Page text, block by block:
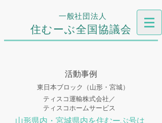
住むーぶ全国協議会
一般社団法人
活動事例
東日本ブロック（山形・宮城）
ティスコ運輸株式会社／
ティスコホームサービス
山形県内・宮城県内を住むーぶ号は